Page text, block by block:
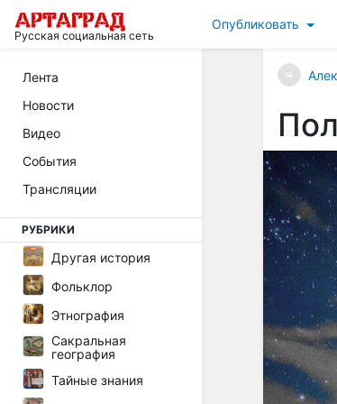
Русская социальная сеть
Опубликовать
Лента
Новости
Видео
События
Трансляции
РУБРИКИ
Другая история
Фольклор
Этнография
Сакральная
география
Тайные знания